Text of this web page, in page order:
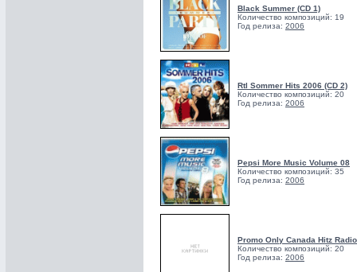
Black Summer (CD 1)
Количество композиций: 19
Год релиза: 2006
Rtl Sommer Hits 2006 (CD 2)
Количество композиций: 20
Год релиза: 2006
Pepsi More Music Volume 08
Количество композиций: 35
Год релиза: 2006
Promo Only Canada Hitz
Количество композиций: 20
Год релиза: 2006